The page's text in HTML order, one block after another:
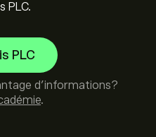
PLC.
PLC
d'informations?
.